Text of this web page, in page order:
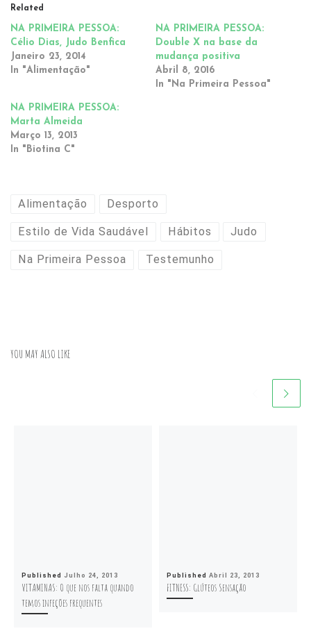
Related
NA PRIMEIRA PESSOA:
Célio Dias, Judo Benfica
Janeiro 23, 2014
In "Alimentação"
NA PRIMEIRA PESSOA:
Double X na base da
mudança positiva
Abril 8, 2016
In "Na Primeira Pessoa"
NA PRIMEIRA PESSOA:
Marta Almeida
Março 13, 2013
In "Biotina C"
Alimentação Desporto
Estilo de Vida Saudável Hábitos Judo
Na Primeira Pessoa Testemunho
YOU MAY ALSO LIKE
Published Julho 24, 2013
VITAMINAS: O que nos falta quando
temos infeções frequentes
Published Abril 23, 2013
FITNESS: Glúteos Sensação